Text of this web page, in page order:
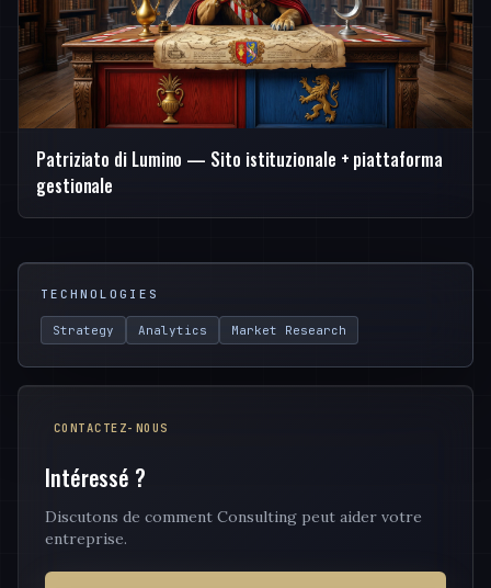
Patriziato di Lumino — Sito istituzionale + piattaforma
gestionale
TECHNOLOGIES
Strategy Analytics Market Research
CONTACTEZ-NOUS
Intéressé ?
Discutons de comment Consulting peut aider votre
entreprise.